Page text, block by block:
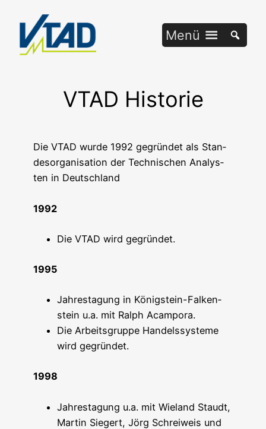
springen
Menü
VTAD Historie
Die VTAD wur­de 1992 gegrün­det als Stan­
des­or­ga­ni­sa­ti­on der Tech­ni­schen Ana­lys­
ten in Deutschland
1992
Die VTAD wird gegründet.
1995
Jah­res­ta­gung in König­stein-Fal­ken­
stein u.a. mit Ralph Acampora.
Die Arbeits­grup­pe Han­dels­sys­te­me
wird gegründet.
1998
Jah­res­ta­gung u.a. mit Wie­land Staudt,
Mar­tin Sie­gert, Jörg Schrei­weis und